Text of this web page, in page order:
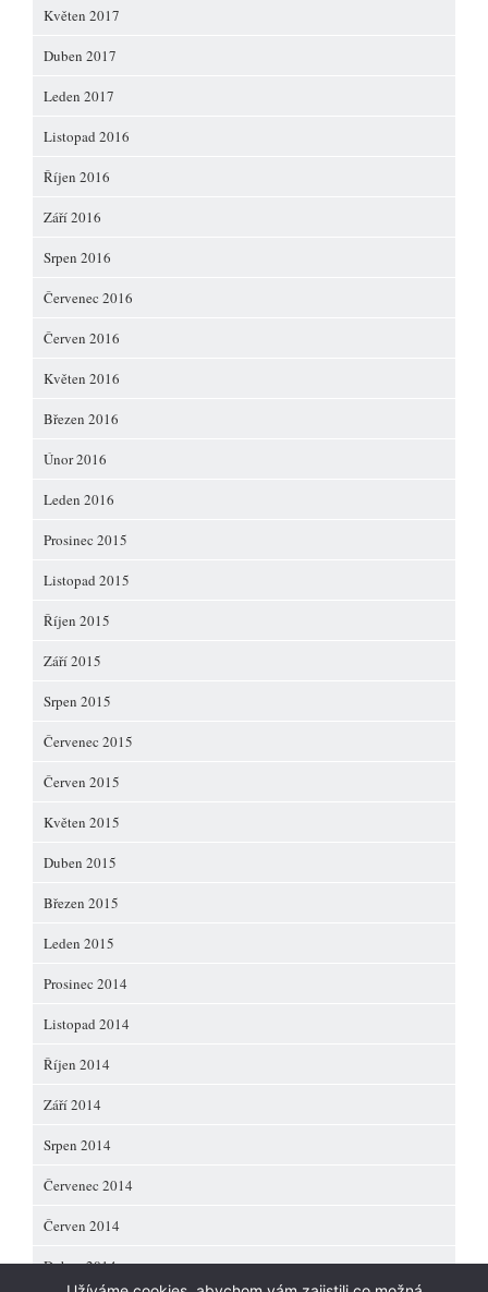
Květen 2017
Duben 2017
Leden 2017
Listopad 2016
Říjen 2016
Září 2016
Srpen 2016
Červenec 2016
Červen 2016
Květen 2016
Březen 2016
Únor 2016
Leden 2016
Prosinec 2015
Listopad 2015
Říjen 2015
Září 2015
Srpen 2015
Červenec 2015
Červen 2015
Květen 2015
Duben 2015
Březen 2015
Leden 2015
Prosinec 2014
Listopad 2014
Říjen 2014
Září 2014
Srpen 2014
Červenec 2014
Červen 2014
Duben 2014